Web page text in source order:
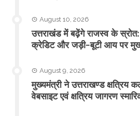
August 10, 2026
उत्तराखंड में बढ़ेंगे राजस्व के स्रोत:
क्रेडिट और जड़ी-बूटी आय पर
August 9, 2026
मुख्यमंत्री ने उत्तराखण्ड क्षत्रिय
वेबसाइट एवं क्षत्रिय जागरण